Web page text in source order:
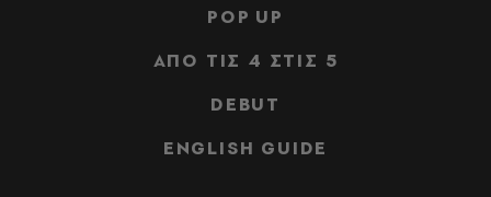
POP UP
ΑΠΟ ΤΙΣ 4 ΣΤΙΣ 5
DEBUT
ENGLISH GUIDE